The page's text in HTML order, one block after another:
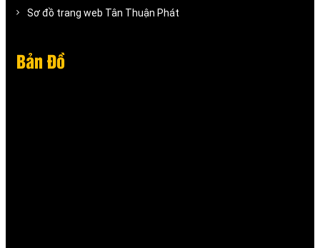
Sơ đồ trang web Tân Thuận Phát
Bản Đồ